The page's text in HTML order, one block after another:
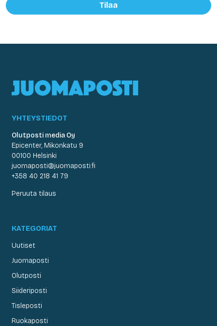
Tilaa
YHTEYSTIEDOT
Olutposti media Oy
Epicenter, Mikonkatu 9
00100 Helsinki
juomaposti@juomaposti.fi
+358 40 218 41 79
Peruuta tilaus
KATEGORIAT
Uutiset
Juomaposti
Olutposti
Siideriposti
Tisleposti
Ruokaposti